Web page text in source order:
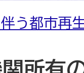
う都市再
所有